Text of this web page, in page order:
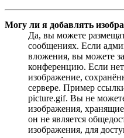
Могу ли я добавлять
Да, вы можете
сообщениях. Если
вложения, вы можете
конференцию. Если
изображение,
сервере. Пример
picture.gif. Вы не
изображения,
он не является
изображения, для